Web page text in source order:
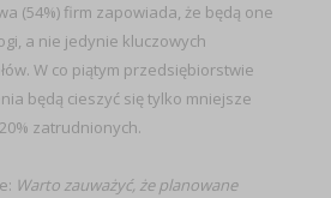
(54%) firm zapowiada, że będą one
a nie jedynie kluczowych
W co piątym przedsiębiorstwie
będą cieszyć się tylko mniejsze
zatrudnionych.
Warto zauważyć, że planowane